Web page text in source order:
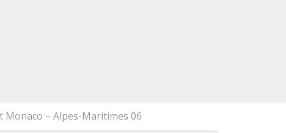
– Alpes-Maritimes 06